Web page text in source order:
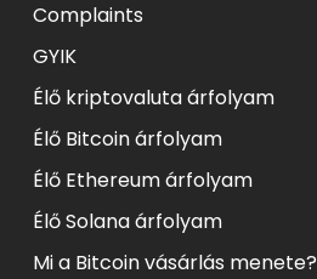
Complaints
GYIK
Élő kriptovaluta árfolyam
Élő Bitcoin árfolyam
Élő Ethereum árfolyam
Élő Solana árfolyam
Mi a Bitcoin vásárlás menete?